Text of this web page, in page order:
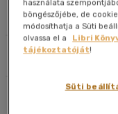
Összes szűrő törlése
2500 Ft -
Korosztály szerint
Szűrés
Szerző szerint
Megjelenítés
40 db / oldal
használata
böngészőjébe, de
módosíthatja a Süti
olvassa el a
Libri
tájékoztatóját!
Süti